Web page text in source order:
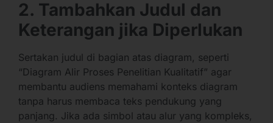
2. Tambahkan Judul dan
Keterangan jika Diperlukan
Sertakan judul di bagian atas diagram, seperti
“Diagram Alir Proses Penelitian Kualitatif” agar
membantu audiens memahami konteks diagram
tanpa harus membaca teks pendukung yang
panjang. Jika ada simbol atau alur yang kompleks,